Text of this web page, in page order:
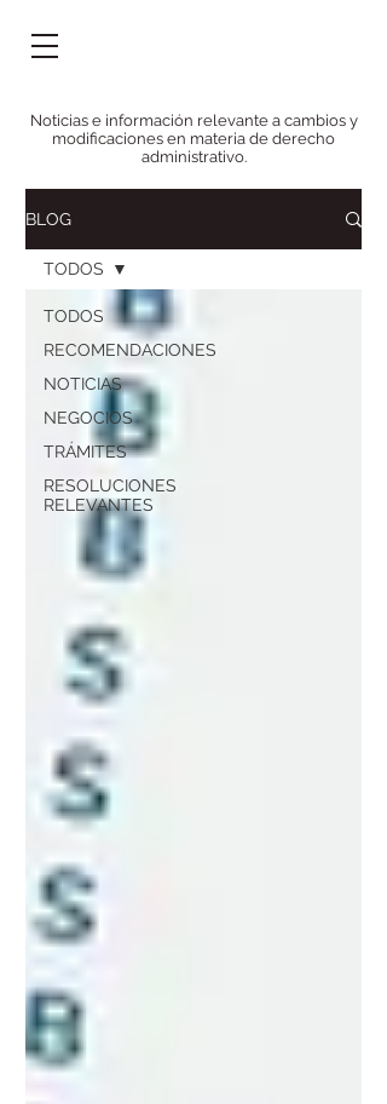
Noticias e información relevante a cambios y
modificaciones en materia de derecho
administrativo.
BLOG
TODOS
RECOMENDACIONES
NOTICIAS
NEGOCIOS
TRÁMITES
RESOLUCIONES
RELEVANTES
TODOS